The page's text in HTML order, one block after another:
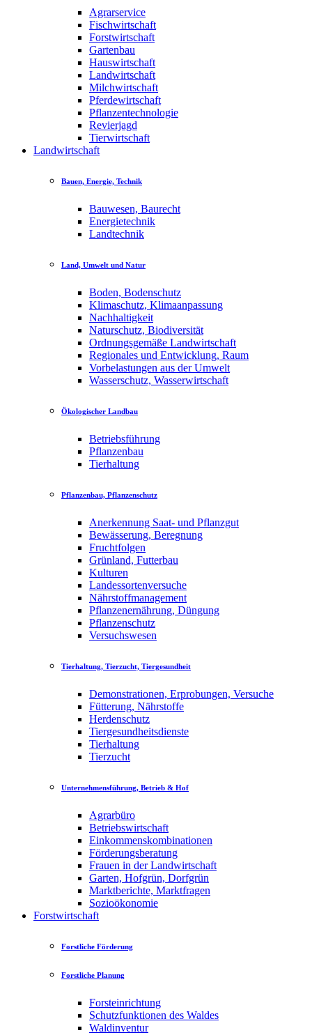
Agrarservice
Fischwirtschaft
Forstwirtschaft
Gartenbau
Hauswirtschaft
Landwirtschaft
Milchwirtschaft
Pferdewirtschaft
Pflanzentechnologie
Revierjagd
Tierwirtschaft
Landwirtschaft
Bauen, Energie, Technik
Bauwesen, Baurecht
Energietechnik
Landtechnik
Land, Umwelt und Natur
Boden, Bodenschutz
Klimaschutz, Klimaanpassung
Nachhaltigkeit
Naturschutz, Biodiversität
Ordnungsgemäße Landwirtschaft
Regionales und Entwicklung, Raum
Vorbelastungen aus der Umwelt
Wasserschutz, Wasserwirtschaft
Ökologischer Landbau
Betriebsführung
Pflanzenbau
Tierhaltung
Pflanzenbau, Pflanzenschutz
Anerkennung Saat- und Pflanzgut
Bewässerung, Beregnung
Fruchtfolgen
Grünland, Futterbau
Kulturen
Landessortenversuche
Nährstoffmanagement
Pflanzenernährung, Düngung
Pflanzenschutz
Versuchswesen
Tierhaltung, Tierzucht, Tiergesundheit
Demonstrationen, Erprobungen, Versuche
Fütterung, Nährstoffe
Herdenschutz
Tiergesundheitsdienste
Tierhaltung
Tierzucht
Unternehmensführung, Betrieb & Hof
Agrarbüro
Betriebswirtschaft
Einkommenskombinationen
Förderungsberatung
Frauen in der Landwirtschaft
Garten, Hofgrün, Dorfgrün
Marktberichte, Marktfragen
Sozioökonomie
Forstwirtschaft
Forstliche Förderung
Forstliche Planung
Forsteinrichtung
Schutzfunktionen des Waldes
Waldinventur